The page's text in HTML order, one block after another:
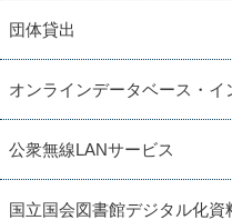
団体貸出
オンラインデータベース・
公衆無線LANサービス
国立国会図書館デジタル化資